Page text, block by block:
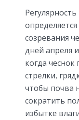
созревания
дней апреля
когда
стрелки,
чтобы почва
сократить
избытке